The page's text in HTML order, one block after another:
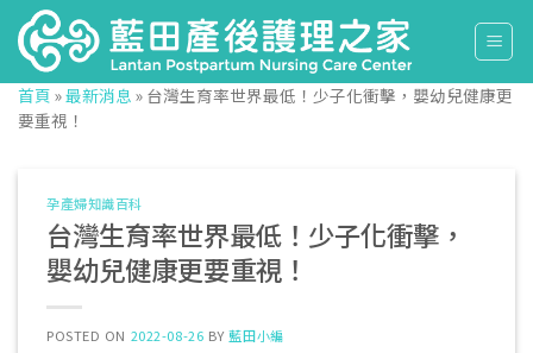
Skip
to
content
首頁 »最新消息 » 台灣生育率世界最低！少子化衝擊，嬰幼兒健康更
要重視！
孕產婦知識百科
台灣生育率世界最低！少子化衝擊，
嬰幼兒健康更要重視！
POSTED ON 2022-08-26 BY藍田小編